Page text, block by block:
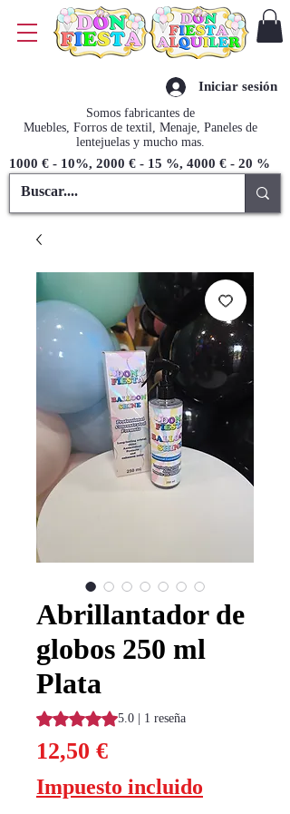
Somos fabricantes de
Muebles, Forros de textil, Menaje, Paneles de
lentejuelas y mucho mas.
1000 € - 10%, 2000 € - 15 %, 4000 € - 20 %
Iniciar sesión
Abrillantador de
globos 250 ml
Plata
Según 1 reseña, la calificación es de
5.0 | 1 reseña
12,50 €Precio
Impuesto incluido